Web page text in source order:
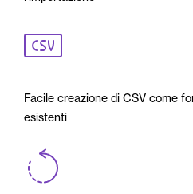
Facile creazione di CSV come
esistenti